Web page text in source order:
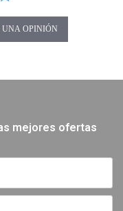
UNA OPINIÓN
mejores ofertas